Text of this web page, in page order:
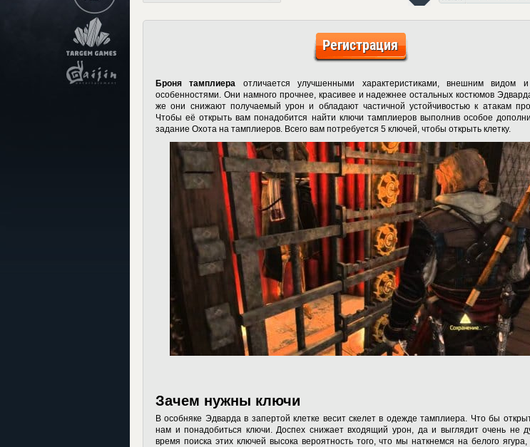
Регистрация
Броня тамплиера отличается улучшенными характеристиками, внешним видом
особенностями. Они намного прочнее, красивее и надежнее остальных костюмов
же они снижают получаемый урон и обладают частичной устойчивостью к атакам
Чтобы её открыть вам понадобится найти ключи тамплиеров выполнив особое
задание Охота на тамплиеров. Всего вам потребуется 5 ключей, чтобы открыть клетку.
Зачем нужны ключи
В особняке Эдварда в запертой клетке весит скелет в одежде тамплиера. Что бы
нам и понадобиться ключи. Доспех снижает входящий урон, да и выглядит очень не
время поиска этих ключей высока вероятность того, что мы наткнемся на белого ягура,